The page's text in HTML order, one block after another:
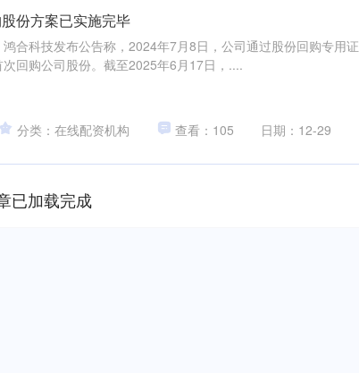
份方案已实施完毕
合科技发布公告称，2024年7月8日，公司通过股份回购专用证
回购公司股份。截至2025年6月17日，....
分类：在线配资机构 查看：105 日期：12-29
已加载完成